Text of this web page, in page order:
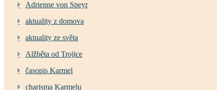
Adrienne von Speyr
aktuality z domova
aktuality ze světa
Alžběta od Trojice
časopis Karmel
charisma Karmelu